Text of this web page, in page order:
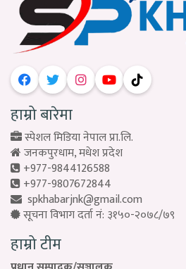
हाम्रो बारेमा
स्पेशल मिडिया नेपाल प्रा.लि.
जनकपुरधाम, मधेश प्रदेश
+977-9844126588
+977-9807672844
spkhabarjnk@gmail.com
सूचना विभाग दर्ता नं: ३१५०-२०७८/७९
हाम्रो टीम